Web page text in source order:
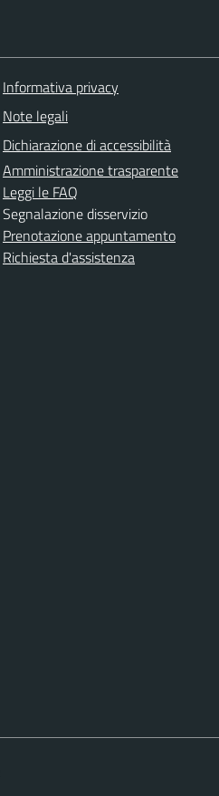
Informativa privacy
Note legali
Dichiarazione di accessibilità
Amministrazione trasparente
Leggi le FAQ
Segnalazione disservizio
Prenotazione appuntamento
Richiesta d'assistenza